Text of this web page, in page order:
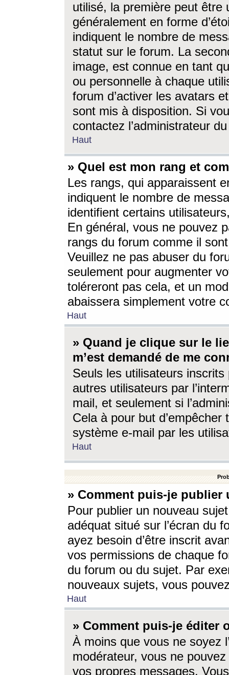
utilisé, la première peut être
généralement en forme
indiquent le nombre de
statut sur le forum. La
image, est connue en tant
ou personnelle à chaque
forum d’activer les avatars
sont mis à disposition. Si
contactez l’administrateur
Haut
» Quel est mon rang et
Les rangs, qui apparaissent
indiquent le nombre de
identifient certains
En général, vous ne pouvez
rangs du forum comme il
Veuillez ne pas abuser du
seulement pour augmenter
toléreront pas cela, et un
abaissera simplement votre
Haut
» Quand je clique sur le
m’est demandé de me
Seuls les utilisateurs
autres utilisateurs par
mail, et seulement si
Cela à pour but
système e-mail par les
Haut
» Comment puis-je
Pour publier un nouveau
adéquat situé sur l’écran du
ayez besoin d’être inscrit
vos permissions de chaque
du forum ou du sujet. Par
nouveaux sujets, vous
Haut
» Comment puis-je éditer
À moins que vous ne soyez
modérateur, vous ne
vos propres messages.